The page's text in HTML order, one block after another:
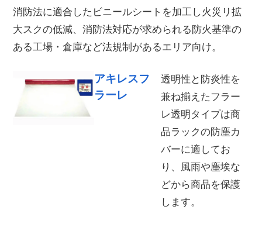
消防法に適合したビニールシートを加工し火災リ拡
大スクの低減、消防法対応が求められる防火基準の
ある工場・倉庫など法規制があるエリア向け。
アキレスフ
ラーレ
透明性と防炎性を
兼ね揃えたフラー
レ透明タイプは商
品ラックの防塵カ
バーに適してお
り、風雨や塵埃な
どから商品を保護
します。